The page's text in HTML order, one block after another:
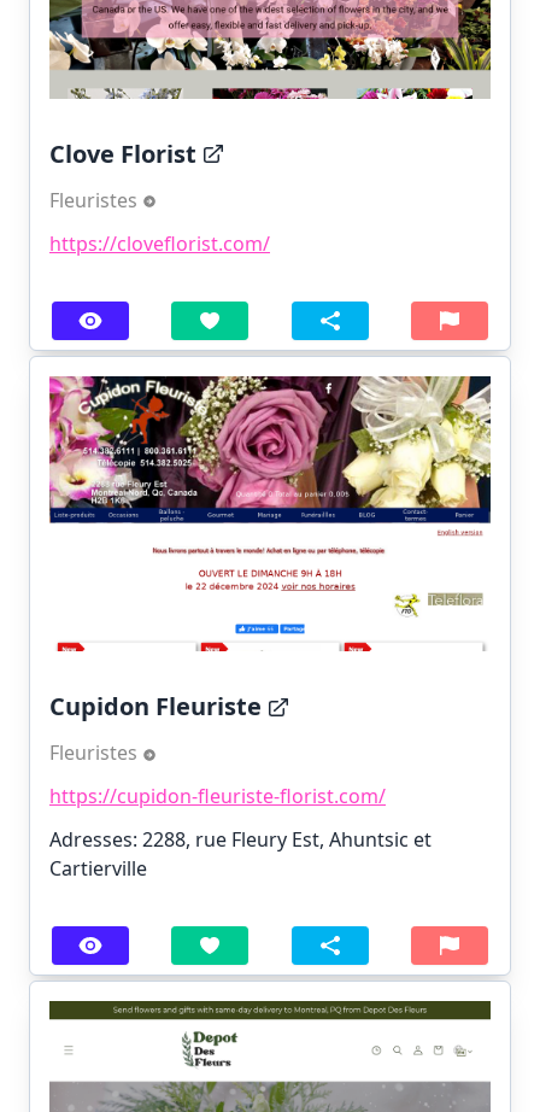
Clove Florist
Fleuristes
https://cloveflorist.com/
Cupidon Fleuriste
Fleuristes
https://cupidon-fleuriste-florist.com/
Adresses: 2288, rue Fleury Est, Ahuntsic et
Cartierville